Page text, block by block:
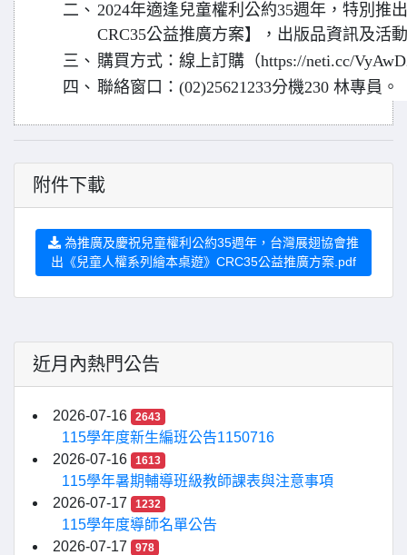
二、 2024年適逢兒童權利公約35週年，特別推
CRC35公益推廣方案】，出版品資訊及活
三、 購買方式：線上訂購（https://neti.cc/
四、 聯絡窗口：(02)25621233分機230 林專員。
附件下載
為推廣及慶祝兒童權利公約35週年，台灣展翅協會推
出《兒童人權系列繪本桌遊》CRC35公益推廣方案.pdf
近月內熱門公告
2026-07-16 2643
115學年度新生編班公告1150716
2026-07-16
1613
115學年暑期輔導班級教師課表與注意事項
2026-07-17
1232
115學年度導師名單公告
2026-07-17
978